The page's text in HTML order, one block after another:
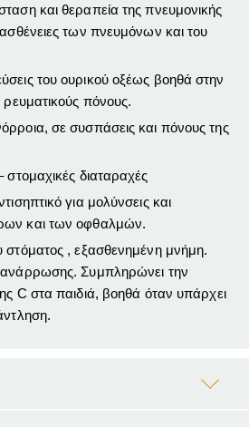
και θεραπεία της πνευμονικής
των πνευμόνων και του
του ουρικού οξέως βοηθά στην
ρευματικούς πόνους.
σε συσπάσεις και πόνους της
στομαχικές διαταραχές
για μολύνσεις και
και των οφθαλμών.
στόματος , εξασθενημένη μνήμη.
ανάρρωσης. Συμπληρώνει την
C στα παιδιά, βοηθά όταν υπάρχει